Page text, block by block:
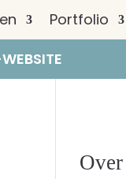
Portfolio